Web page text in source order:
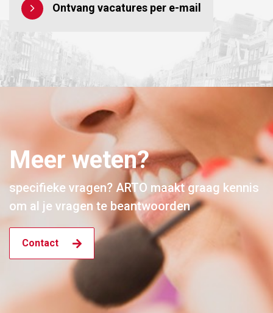
Ontvang vacatures per e-mail
Meer weten?
specifieke vragen? ARTO maakt graag kennis
om al je vragen te beantwoorden
Contact